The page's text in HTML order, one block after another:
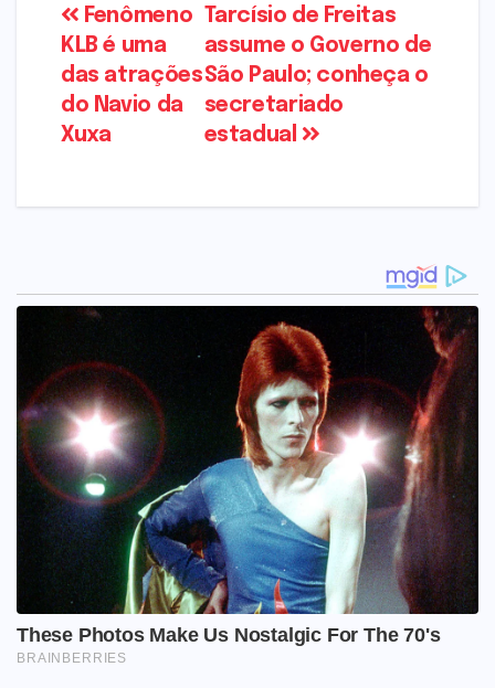
Navegação
de
Post
Tarcísio de Freitas
assume o Governo de
São Paulo; conheça o
secretariado
estadual
Fenômeno
KLB é uma
das atrações
do Navio da
Xuxa